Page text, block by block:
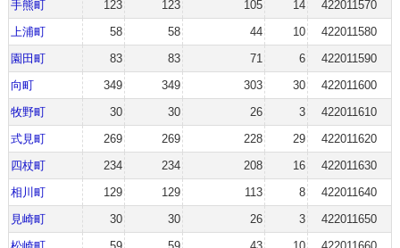
手熊町
123 123 105 14
422011570
上浦町
58 58 44 10
422011580
園田町
83 83 71 6
422011590
向町
349 349 303 30
422011600
牧野町
30 30 26 3
422011610
式見町
269 269 228 29
422011620
四杖町
234 234 208 16
422011630
相川町
129 129 113 8
422011640
見崎町
30 30 26 3
422011650